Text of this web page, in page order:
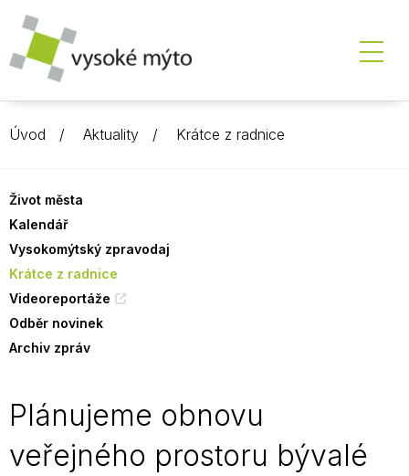
Úvod Aktuality Krátce z radnice
Život města
Kalendář
Vysokomýtský zpravodaj
Krátce z radnice
Videoreportáže
Odběr novinek
Archiv zpráv
Plánujeme obnovu
veřejného prostoru bývalé